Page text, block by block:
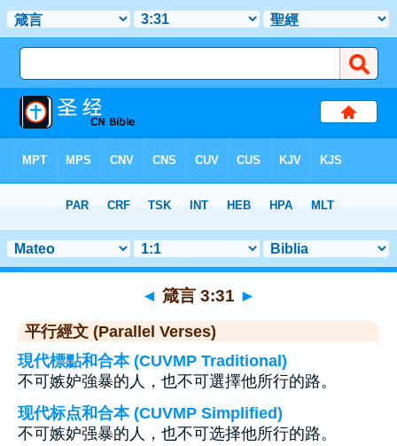
> 聖經金句 31
◄ 箴言 3:31 ►
平行經文 (Parallel Verses)
現代標點和合本 (CUVMP Traditional)
不可嫉妒強暴的人，也不可選擇他所行的路。
现代标点和合本 (CUVMP Simplified)
不可嫉妒强暴的人，也不可选择他所行的路。